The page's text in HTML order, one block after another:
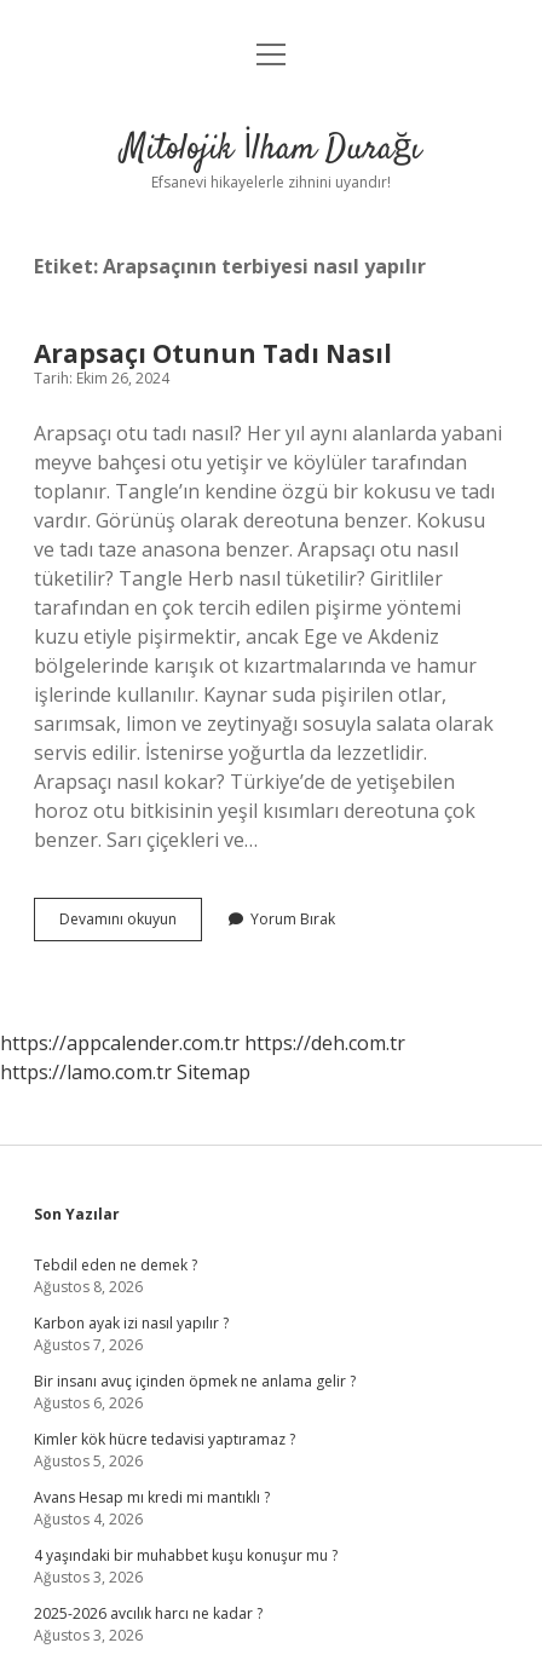
Anasayfa
Yasal Uyarı
menüyü
Mitolojik İlham Durağı
Efsanevi hikayelerle zihnini uyandır!
Etiket:Arapsaçının terbiyesi nasıl yapılır
Arapsaçı Otunun Tadı Nasıl
Tarih: Ekim 26, 2024
Arapsaçı otu tadı nasıl? Her yıl aynı alanlarda yabani
meyve bahçesi otu yetişir ve köylüler tarafından
toplanır. Tangle’ın kendine özgü bir kokusu ve tadı
vardır. Görünüş olarak dereotuna benzer. Kokusu
ve tadı taze anasona benzer. Arapsaçı otu nasıl
tüketilir? Tangle Herb nasıl tüketilir? Giritliler
tarafından en çok tercih edilen pişirme yöntemi
kuzu etiyle pişirmektir, ancak Ege ve Akdeniz
bölgelerinde karışık ot kızartmalarında ve hamur
işlerinde kullanılır. Kaynar suda pişirilen otlar,
sarımsak, limon ve zeytinyağı sosuyla salata olarak
servis edilir. İstenirse yoğurtla da lezzetlidir.
Arapsaçı nasıl kokar? Türkiye’de de yetişebilen
horoz otu bitkisinin yeşil kısımları dereotuna çok
benzer. Sarı çiçekleri ve…
Devamını okuyun Arapsaçı
Otunun
Yorum Bırak
https://appcalender.com.tr https://deh.com.tr
https://lamo.com.trSitemap
Sidebar
Son Yazılar
Tebdil eden ne demek ?
Ağustos 8, 2026
Karbon ayak izi nasıl yapılır ?
Ağustos 7, 2026
Bir insanı avuç içinden öpmek ne anlama gelir ?
Ağustos 6, 2026
Kimler kök hücre tedavisi yaptıramaz ?
Ağustos 5, 2026
Avans Hesap mı kredi mi mantıklı ?
Ağustos 4, 2026
4 yaşındaki bir muhabbet kuşu konuşur mu ?
Ağustos 3, 2026
2025-2026 avcılık harcı ne kadar ?
Ağustos 3, 2026